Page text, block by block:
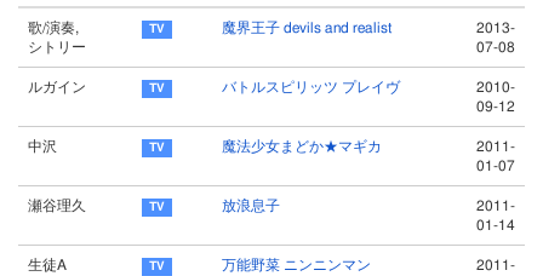
歌/演奏,
シトリー
魔界王子 devils and realist
2013-
07-08
ルガイン バトルスピリッツ プレイヴ
2010-
09-12
中沢 魔法少女まどか★マギカ
2011-
01-07
瀬谷理久 放浪息子
2011-
01-14
生徒A 万能野菜 ニンニンマン
2011-